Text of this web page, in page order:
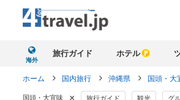
海外
旅行ガイド ホテル
ホーム 国内旅行 沖縄県 国頭・大
国頭・大宜味 × 旅行ガイド 観光 グ